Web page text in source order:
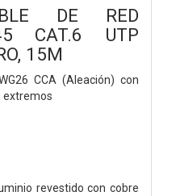
DE RED
CAT.6 UTP
15M
CCA (Aleación) con
extremos
revestido con cobre